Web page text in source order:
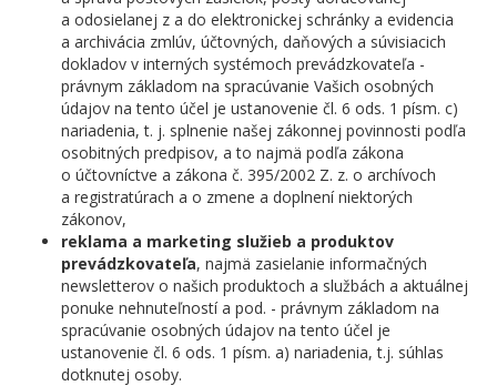
a odosielanej z a do elektronickej schránky a evidencia
a archivácia zmlúv, účtovných, daňových a súvisiacich
dokladov v interných systémoch prevádzkovateľa -
právnym základom na spracúvanie Vašich osobných
údajov na tento účel je ustanovenie čl. 6 ods. 1 písm. c)
nariadenia, t. j. splnenie našej zákonnej povinnosti podľa
osobitných predpisov, a to najmä podľa zákona
o účtovníctve a zákona č. 395/2002 Z. z. o archívoch
a registratúrach a o zmene a doplnení niektorých
zákonov,
reklama a marketing služieb a produktov
prevádzkovateľa, najmä zasielanie informačných
newsletterov o našich produktoch a službách a aktuálnej
ponuke nehnuteľností a pod. - právnym základom na
spracúvanie osobných údajov na tento účel je
ustanovenie čl. 6 ods. 1 písm. a) nariadenia, t.j. súhlas
dotknutej osoby.